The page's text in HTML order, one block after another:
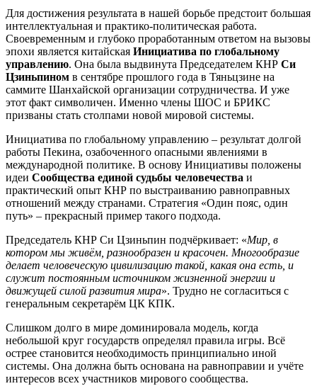
Для достижения результата в нашей борьбе предстоит большая
интеллектуальная и практико-политическая работа.
Своевременным и глубоко проработанным ответом на вызовы
эпохи является китайская Инициатива по глобальному
управлению. Она была выдвинута Председателем КНР Си
Цзиньпином в сентябре прошлого года в Тяньцзине на
саммите Шанхайской организации сотрудничества. И уже
этот факт символичен. Именно члены ШОС и БРИКС
призваны стать столпами новой мировой системы.
Инициатива по глобальному управлению – результат долгой
работы Пекина, озабоченного опасными явлениями в
международной политике. В основу Инициативы положены
идеи Сообщества единой судьбы человечества и
практический опыт КНР по выстраиванию равноправных
отношений между странами. Стратегия «Один пояс, один
путь» – прекрасный пример такого подхода.
Председатель КНР Си Цзиньпин подчёркивает: «Мир, в
котором мы живём, разнообразен и красочен. Многообразие
делает человеческую цивилизацию такой, какая она есть, и
служит постоянным источником жизненной энергии и
движущей силой развития мира». Трудно не согласиться с
генеральным секретарём ЦК КПК.
Слишком долго в мире доминировала модель, когда
небольшой круг государств определял правила игры. Всё
острее становится необходимость принципиально иной
системы. Она должна быть основана на равноправии и учёте
интересов всех участников мирового сообщества.